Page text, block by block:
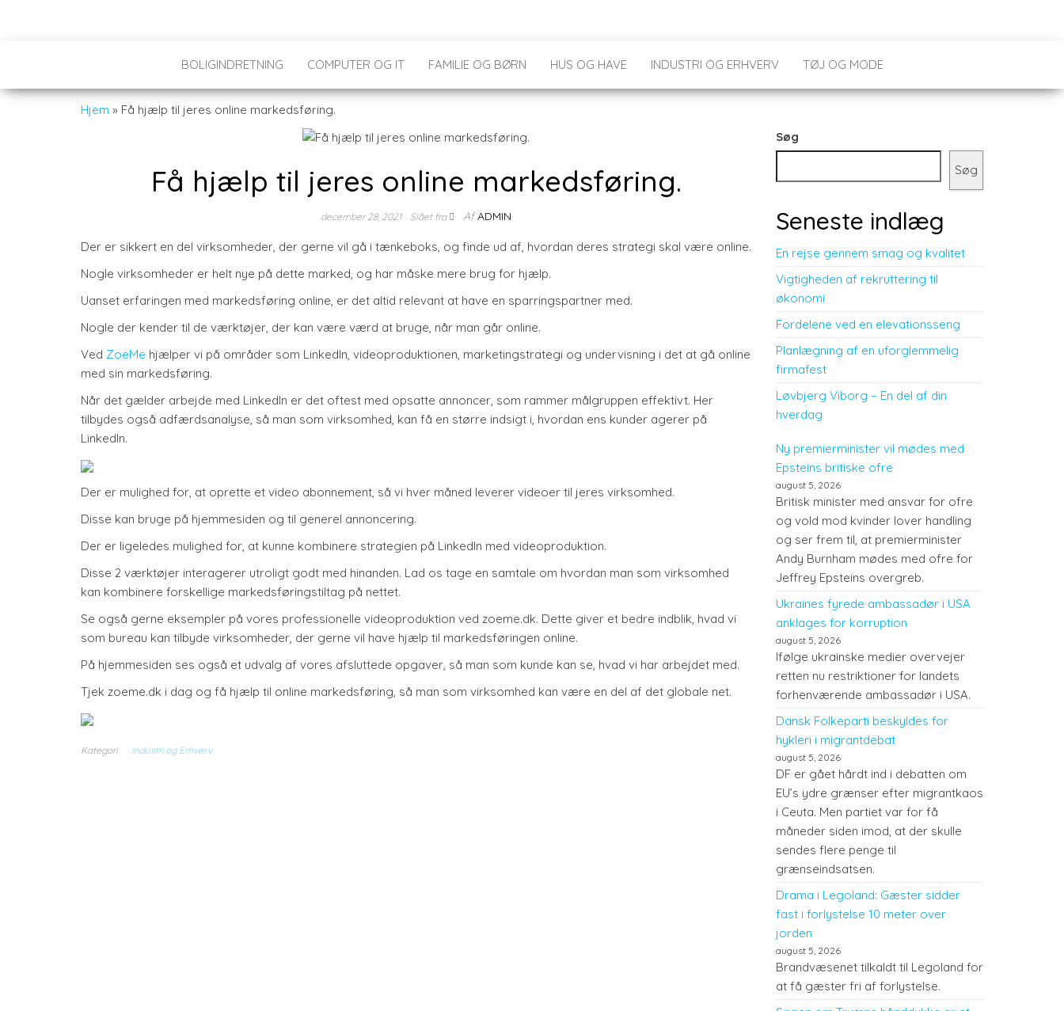
BOLIGINDRETNING COMPUTER OG IT FAMILIE OG BØRN HUS OG HAVE INDUSTRI OG ERHVERV TØJ OG MODE
Hjem » Få hjælp til jeres online markedsføring.
Få hjælp til jeres online markedsføring.
december 28, 2021 Slået fra Af ADMIN
Der er sikkert en del virksomheder, der gerne vil gå i tænkeboks, og finde ud af, hvordan deres strategi skal være online.
Nogle virksomheder er helt nye på dette marked, og har måske mere brug for hjælp.
Uanset erfaringen med markedsføring online, er det altid relevant at have en sparringspartner med.
Nogle der kender til de værktøjer, der kan være værd at bruge, når man går online.
Ved ZoeMe hjælper vi på områder som LinkedIn, videoproduktionen, marketingstrategi og undervisning i det at gå online
med sin markedsføring.
Når det gælder arbejde med LinkedIn er det oftest med opsatte annoncer, som rammer målgruppen effektivt. Her
tilbydes også adfærdsanalyse, så man som virksomhed, kan få en større indsigt i, hvordan ens kunder agerer på
LinkedIn.
Der er mulighed for, at oprette et video abonnement, så vi hver måned leverer videoer til jeres virksomhed.
Disse kan bruge på hjemmesiden og til generel annoncering.
Der er ligeledes mulighed for, at kunne kombinere strategien på LinkedIn med videoproduktion.
Disse 2 værktøjer interagerer utroligt godt med hinanden. Lad os tage en samtale om hvordan man som virksomhed
kan kombinere forskellige markedsføringstiltag på nettet.
Se også gerne eksempler på vores professionelle videoproduktion ved zoeme.dk. Dette giver et bedre indblik, hvad vi
som bureau kan tilbyde virksomheder, der gerne vil have hjælp til markedsføringen online.
På hjemmesiden ses også et udvalg af vores afsluttede opgaver, så man som kunde kan se, hvad vi har arbejdet med.
Tjek zoeme.dk i dag og få hjælp til online markedsføring, så man som virksomhed kan være en del af det globale net.
Kategori Industri og Erhverv
Søg
Søg
Seneste indlæg
En rejse gennem smag og kvalitet
Vigtigheden af rekruttering til
økonomi
Fordelene ved en elevationsseng
Planlægning af en uforglemmelig
firmafest
Løvbjerg Viborg – En del af din
hverdag
Ny premierminister vil mødes med
Epsteins britiske ofre
august 5, 2026
Britisk minister med ansvar for ofre
og vold mod kvinder lover handling
og ser frem til, at premierminister
Andy Burnham mødes med ofre for
Jeffrey Epsteins overgreb.
Ukraines fyrede ambassadør i USA
anklages for korruption
august 5, 2026
Ifølge ukrainske medier overvejer
retten nu restriktioner for landets
forhenværende ambassadør i USA.
Dansk Folkeparti beskyldes for
hykleri i migrantdebat
august 5, 2026
DF er gået hårdt ind i debatten om
EU’s ydre grænser efter migrantkaos
i Ceuta. Men partiet var for få
måneder siden imod, at der skulle
sendes flere penge til
grænseindsatsen.
Drama i Legoland: Gæster sidder
fast i forlystelse 10 meter over
jorden
august 5, 2026
Brandvæsenet tilkaldt til Legoland for
at få gæster fri af forlystelse.